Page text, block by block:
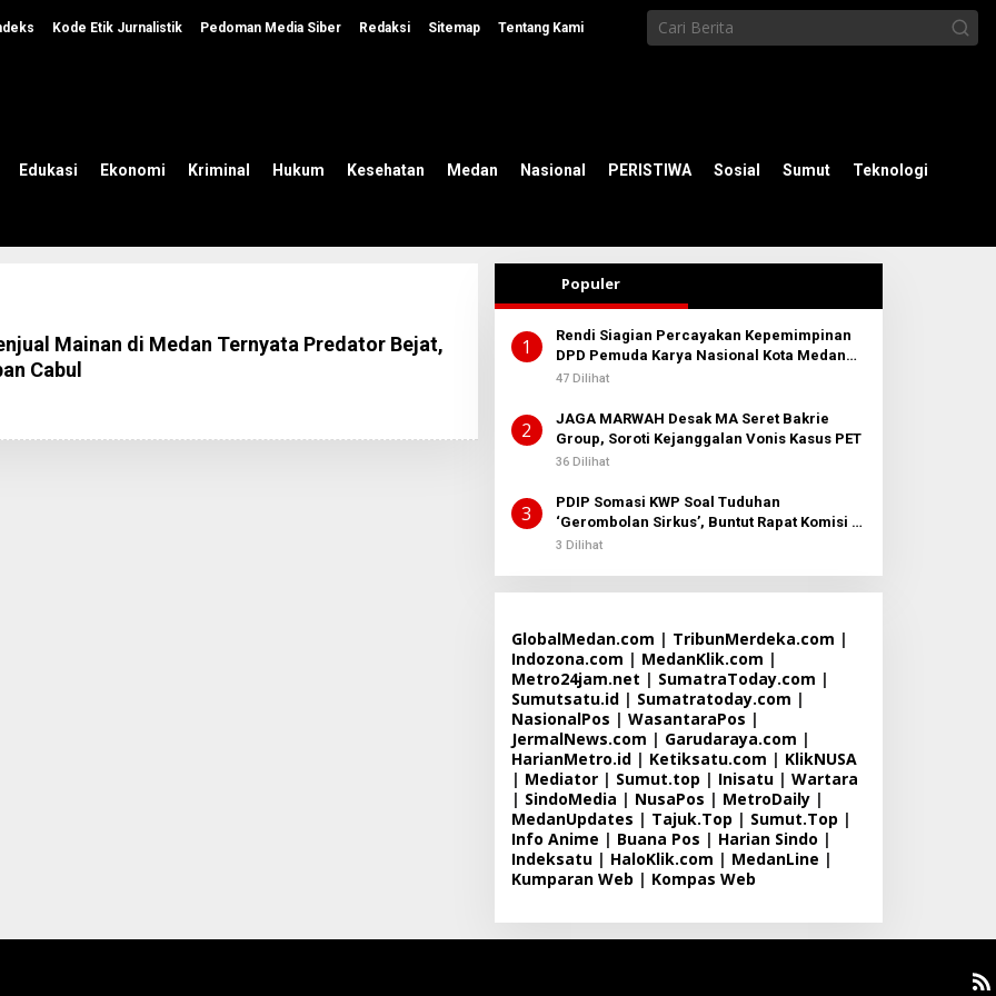
Kode Etik Jurnalistik Pedoman Media Siber Redaksi Sitemap Tentang Kami
Edukasi Ekonomi Kriminal Hukum Kesehatan Medan Nasional PERISTIWA Sosial Sumut Teknologi
Mainan di Medan Ternyata Predator Bejat,
Cabul
Populer
1
Rendi Siagian Percayakan Kepemimpinan
DPD Pemuda Karya Nasional Kota Medan
kepada Josef Sembiring
47 Dilihat
2
JAGA MARWAH Desak MA Seret Bakrie
Group, Soroti Kejanggalan Vonis Kasus PET
36 Dilihat
3
PDIP Somasi KWP Soal Tuduhan
‘Gerombolan Sirkus’, Buntut Rapat Komisi II
Dipimpin Sufmi Dasco Ahmad
3 Dilihat
GlobalMedan.com | TribunMerdeka.com |
Indozona.com | MedanKlik.com |
Metro24jam.net | SumatraToday.com |
Sumutsatu.id| Sumatratoday.com |
NasionalPos | WasantaraPos |
JermalNews.com | Garudaraya.com |
HarianMetro.id| Ketiksatu.com | KlikNUSA
| Mediator| Sumut.top | Inisatu| Wartara
| SindoMedia | NusaPos | MetroDaily|
MedanUpdates | Tajuk.Top | Sumut.Top |
Info Anime | Buana Pos | Harian Sindo |
Indeksatu| HaloKlik.com | MedanLine |
Kumparan Web | Kompas Web